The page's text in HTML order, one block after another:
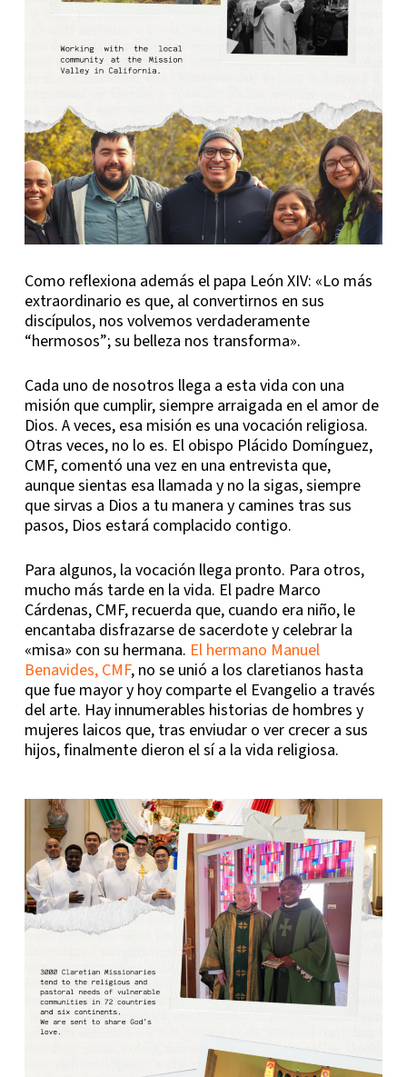
Como reflexiona además el papa León XIV: «Lo más
extraordinario es que, al convertirnos en sus
discípulos, nos volvemos verdaderamente
“hermosos”; su belleza nos transforma».
Cada uno de nosotros llega a esta vida con una
misión que cumplir, siempre arraigada en el amor de
Dios. A veces, esa misión es una vocación religiosa.
Otras veces, no lo es. El obispo Plácido Domínguez,
CMF, comentó una vez en una entrevista que,
aunque sientas esa llamada y no la sigas, siempre
que sirvas a Dios a tu manera y camines tras sus
pasos, Dios estará complacido contigo.
Para algunos, la vocación llega pronto. Para otros,
mucho más tarde en la vida. El padre Marco
Cárdenas, CMF, recuerda que, cuando era niño, le
encantaba disfrazarse de sacerdote y celebrar la
«misa» con su hermana. El hermano Manuel
Benavides, CMF, no se unió a los claretianos hasta
que fue mayor y hoy comparte el Evangelio a través
del arte. Hay innumerables historias de hombres y
mujeres laicos que, tras enviudar o ver crecer a sus
hijos, finalmente dieron el sí a la vida religiosa.